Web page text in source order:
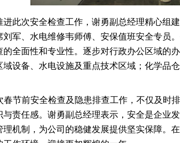
进此次安全检查工作，谢勇副总经理精心组
刘军、水电维修韦师傅、安保值班安全专员
的全面性和专业性。逐步对行政办公区域的
域设备、水电设施及重点技术区域；化学品
春节前安全检查及隐患排查工作，不仅及时
与责任感。谢勇副总经理表示，安全是企业
理机制，为公司的稳健发展提供坚实保障。